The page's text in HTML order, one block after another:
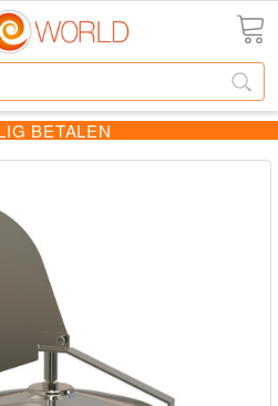
BETALEN